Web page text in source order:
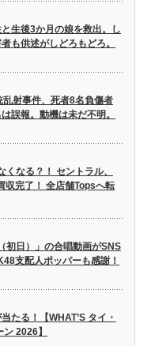
生後3か月の娘を救出。し
も供述がしどろもどろ。
射事件、死者8名負傷者
誤報。動機は未だ不明。
くなる？！ セントラル、
収完了！ 全店舗Topsへ転
初日）」の合唱動画がSNS
支配人ポッパーも感謝！
たる！【WHAT’S タイ・
2026】